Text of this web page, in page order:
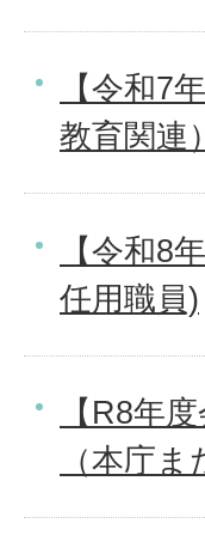
【令和7
教育関連
【令和8
任用職員)
【R8年
（本庁